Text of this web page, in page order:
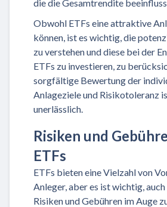
die die Gesamtrendite
Obwohl ETFs eine attraktive
können, ist es wichtig, die
zu verstehen und diese bei der
ETFs zu investieren, zu
sorgfältige Bewertung der
Anlageziele und Risikotoleranz
unerlässlich.
Risiken und
ETFs
ETFs bieten eine Vielzahl von
Anleger, aber es ist wichtig,
Risiken und Gebühren im Auge